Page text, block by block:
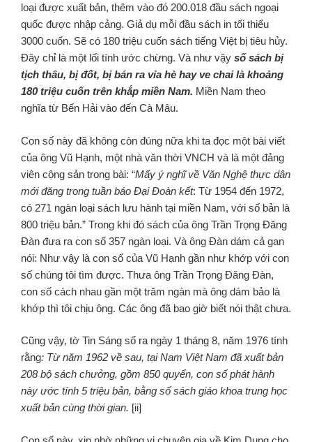
loại được xuất bản, thêm vào đó 200.018 đầu sách ngoại
quốc được nhập cảng. Giả dụ mỗi đầu sách in tối thiểu
3000 cuốn. Sẽ có 180 triệu cuốn sách tiếng Việt bị tiêu hủy.
Đây chỉ là một lối tính ước chừng. Và như vậy số sách bị
tịch thâu, bị đốt, bị bán ra vỉa hè hay ve chai là khoảng
180 triệu cuốn trên khắp miền Nam. Miền Nam theo
nghĩa từ Bến Hải vào đến Cà Mâu.
Con số này đã không còn đúng nữa khi ta đọc một bài viết
của ông Vũ Hạnh, một nhà văn thời VNCH và là một đảng
viên cộng sản trong bài: “Mấy ý nghĩ về Văn Nghệ thực dân
mới đăng trong tuần báo Đại Đoàn kết: Từ 1954 đến 1972,
có 271 ngàn loại sách lưu hành tại miền Nam, với số bản là
800 triệu bản.” Trong khi đó sách của ông Trần Trọng Đăng
Đàn đưa ra con số 357 ngàn loại. Và ông Đàn dám cả gan
nói: Như vậy là con số của Vũ Hạnh gần như khớp với con
số chúng tôi tìm được. Thưa ông Trần Trọng Đăng Đàn,
con số cách nhau gần một trăm ngàn mà ông dám bảo là
khớp thì tôi chịu ông. Các ông đã bao giờ biết nói thật chưa.
Cũng vậy, tờ Tin Sáng số ra ngày 1 tháng 8, năm 1976 tính
rằng: Từ năm 1962 về sau, tại Nam Việt Nam đã xuất bản
208 bộ sách chưởng, gồm 850 quyển, con số phát hành
này ước tính 5 triệu bản, bằng số sách giáo khoa trung học
xuất bản cùng thời gian. [ii]